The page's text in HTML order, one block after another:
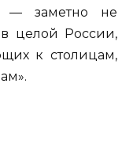
— заметно не
целой России,
к столицам,